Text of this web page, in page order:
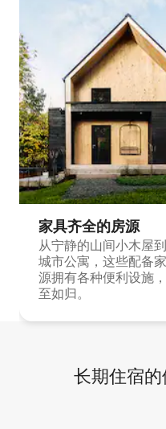
家具齐全的房源
从宁静的山间小木屋
城市公寓，这些配备
源拥有各种便利设施
至如归。
长期住宿